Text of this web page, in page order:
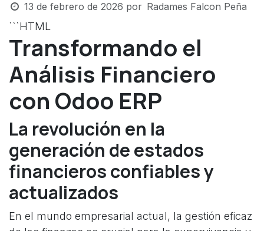
13 de febrero de 2026 por Radames Falcon Peña
```HTML
Transformando el
Análisis Financiero
con Odoo ERP
La revolución en la
generación de estados
financieros confiables y
actualizados
En el mundo empresarial actual, la gestión eficaz